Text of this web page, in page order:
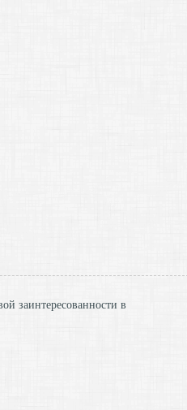
заинтересованности в